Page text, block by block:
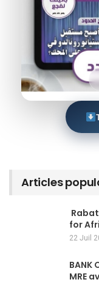
Articles
for
22 Juil
BANK
MRE